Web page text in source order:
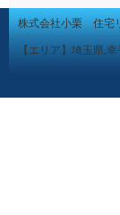
株式会社小栗 住宅
【エリア】埼玉県,